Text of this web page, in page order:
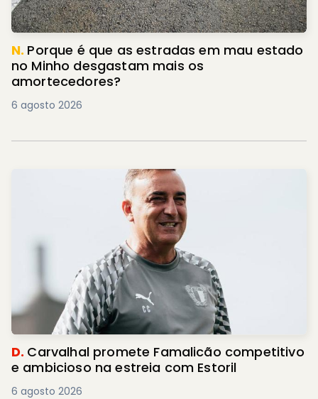
N. Porque é que as estradas em mau estado
no Minho desgastam mais os
amortecedores?
6 agosto 2026
D. Carvalhal promete Famalicão competitivo
e ambicioso na estreia com Estoril
6 agosto 2026